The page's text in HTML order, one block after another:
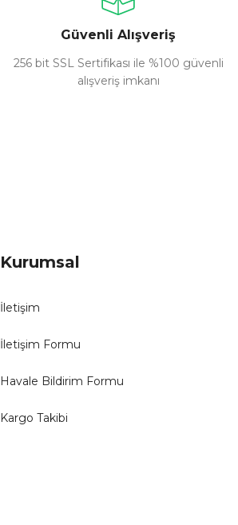
Güvenli Alışveriş
256 bit SSL Sertifikası ile %100 güvenli
alışveriş imkanı
Kurumsal
İletişim
İletişim Formu
Havale Bildirim Formu
Kargo Takibi